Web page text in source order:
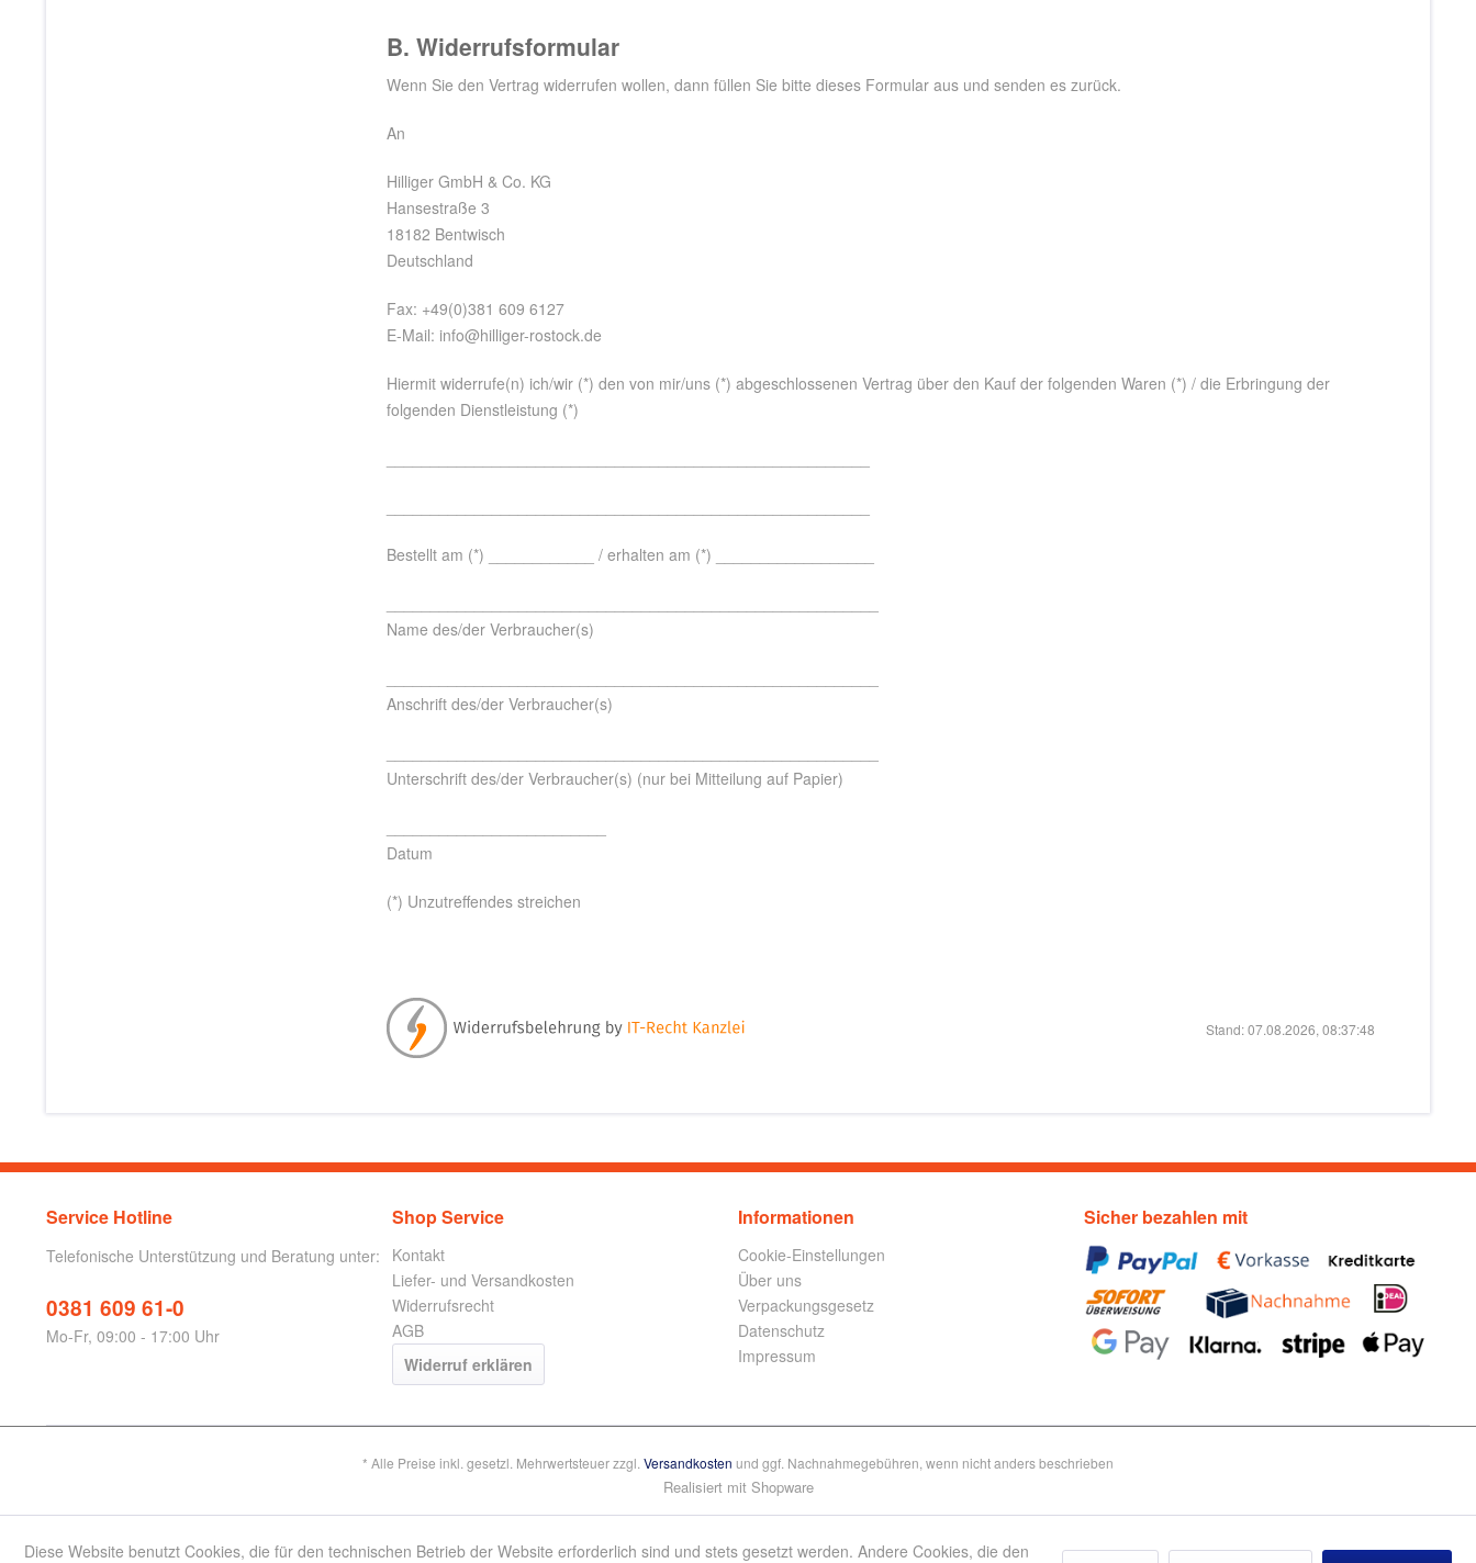
B. Widerrufsformular
Wenn Sie den Vertrag widerrufen wollen, dann füllen Sie bitte dieses Formular aus und senden es zurück.
An
Hilliger GmbH & Co. KG
Hansestraße 3
18182 Bentwisch
Deutschland
Fax: +49(0)381 609 6127
E-Mail: info@hilliger-rostock.de
Hiermit widerrufe(n) ich/wir (*) den von mir/uns (*) abgeschlossenen Vertrag über den Kauf der folgenden Waren (*) / die Erbringung der
folgenden Dienstleistung (*)
Bestellt am (*) ____________ / erhalten am (*) __________________
Name des/der Verbraucher(s)
Anschrift des/der Verbraucher(s)
Unterschrift des/der Verbraucher(s) (nur bei Mitteilung auf Papier)
Datum
(*) Unzutreffendes streichen
Stand: 07.08.2026, 08:37:48
Service Hotline
Telefonische Unterstützung und Beratung unter:
0381 609 61-0
Mo-Fr, 09:00 - 17:00 Uhr
Shop Service
Kontakt
Liefer- und Versandkosten
Widerrufsrecht
AGB
Widerruf erklären
Informationen
Cookie-Einstellungen
Über uns
Verpackungsgesetz
Datenschutz
Impressum
Sicher bezahlen mit
* Alle Preise inkl. gesetzl. Mehrwertsteuer zzgl. Versandkosten und ggf. Nachnahmegebühren, wenn nicht anders beschrieben
Realisiert mit Shopware
Diese Website benutzt Cookies, die für den technischen Betrieb der Website erforderlich sind und stets gesetzt werden. Andere Cookies, die den